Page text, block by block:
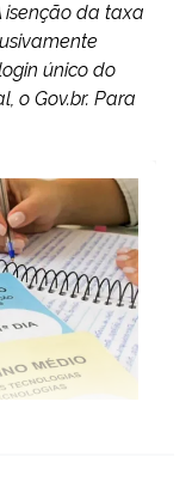
isenção da taxa
único do
o Gov.br. Para